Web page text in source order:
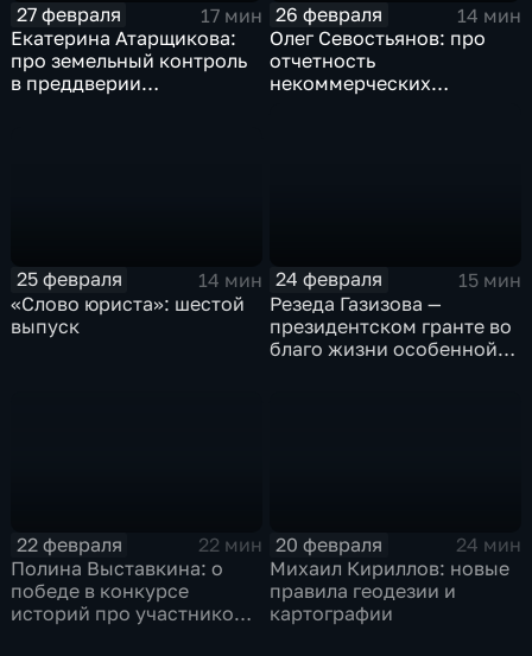
27 февраля
17 мин
Екатерина Атарщикова:
про земельный контроль
в преддверии
26 февраля
14 мин
Олег Севостьянов: про
отчетность
некоммерческих
25 февраля
14 мин
«Слово юриста»: шестой
выпуск
24 февраля
15 мин
Резеда Газизова —
президентском гранте во
благо жизни особенной
22 февраля
22 мин
Полина Выставкина: о
победе в конкурсе
историй про участников
20 февраля
24 мин
Михаил Кириллов: новые
правила геодезии и
картографии